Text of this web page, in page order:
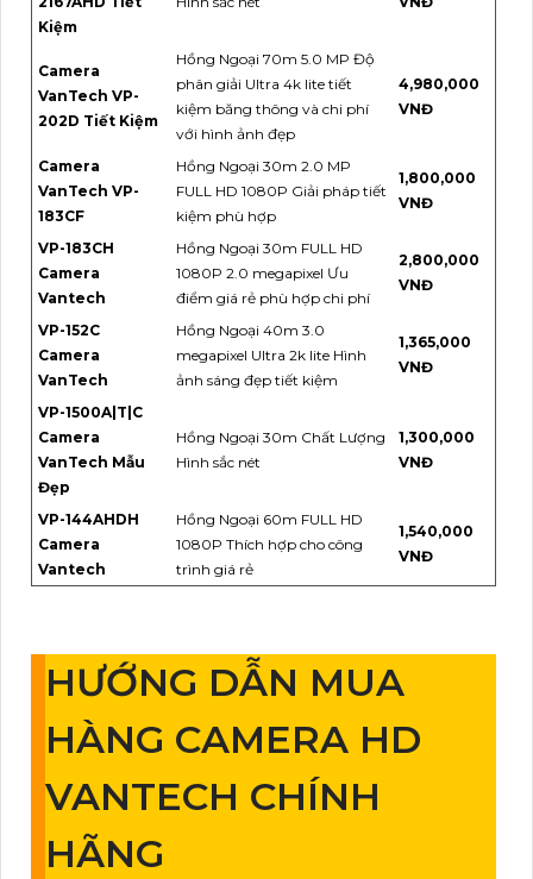
Kiệm
Camera
VanTech VP-
202D Tiết Kiệm
Hồng Ngoại 70m 5.0 MP Độ
phân giải Ultra 4k lite tiết
kiệm băng thông và chi phí
với hình ảnh đẹp
4,980,000
VNĐ
Camera
VanTech VP-
183CF
Hồng Ngoại 30m 2.0 MP
FULL HD 1080P Giải pháp tiết
kiệm phù hợp
1,800,000
VNĐ
VP-183CH
Camera
Vantech
Hồng Ngoại 30m FULL HD
1080P 2.0 megapixel Ưu
điểm giá rẻ phù hợp chi phí
2,800,000
VNĐ
VP-152C
Camera
VanTech
Hồng Ngoại 40m 3.0
megapixel Ultra 2k lite Hình
ảnh sáng đẹp tiết kiệm
1,365,000
VNĐ
VP-1500A|T|C
Camera
VanTech Mẫu
Đẹp
Hồng Ngoại 30m Chất Lượng
Hình sắc nét
1,300,000
VNĐ
VP-144AHDH
Camera
Vantech
Hồng Ngoại 60m FULL HD
1080P Thích hợp cho công
trình giá rẻ
1,540,000
VNĐ
HƯỚNG DẪN MUA
HÀNG CAMERA HD
VANTECH CHÍNH
HÃNG